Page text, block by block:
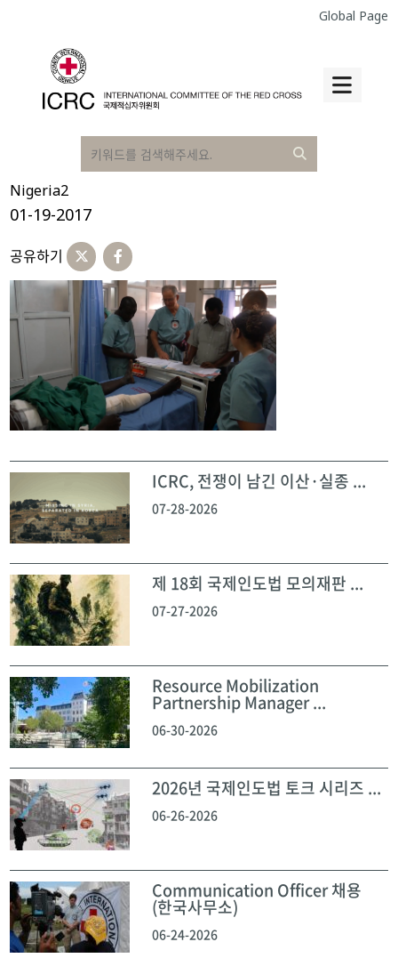
Global Page
Nigeria2
01-19-2017
공유하기
ICRC, 전쟁이 남긴 이산·실종 ...
07-28-2026
제 18회 국제인도법 모의재판 ...
07-27-2026
Resource Mobilization
Partnership Manager ...
06-30-2026
2026년 국제인도법 토크 시리즈 ...
06-26-2026
Communication Officer 채용
(한국사무소)
06-24-2026